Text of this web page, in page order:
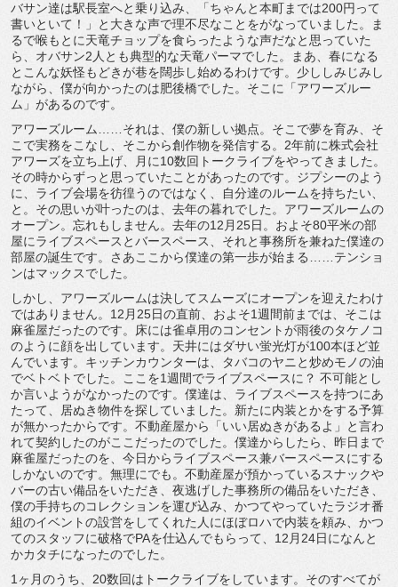
バサン達は駅長室へと乗り込み、「ちゃんと本町までは200円って
書いといて！」と大きな声で理不尽なことをがなっていました。ま
るで喉もとに天竜チョップを食らったような声だなと思っていた
ら、オバサン2人とも典型的な天竜パーマでした。まあ、春になる
とこんな妖怪もどきが巷を闊歩し始めるわけです。少ししみじみし
ながら、僕が向かったのは肥後橋でした。そこに「アワーズルー
ム」があるのです。
アワーズルーム……それは、僕の新しい拠点。そこで夢を育み、そ
こで実務をこなし、そこから創作物を発信する。2年前に株式会社
アワーズを立ち上げ、月に10数回トークライブをやってきました。
その時からずっと思っていたことがあったのです。ジプシーのよう
に、ライブ会場を彷徨うのではなく、自分達のルームを持ちたい、
と。その思いが叶ったのは、去年の暮れでした。アワーズルームの
オープン。忘れもしません。去年の12月25日。およそ80平米の部
屋にライブスペースとバースペース、それと事務所を兼ねた僕達の
部屋の誕生です。さあここから僕達の第一歩が始まる……テンショ
ンはマックスでした。
しかし、アワーズルームは決してスムーズにオープンを迎えたわけ
ではありません。12月25日の直前、およそ1週間前までは、そこは
麻雀屋だったのです。床には雀卓用のコンセントが雨後のタケノコ
のように顔を出しています。天井にはダサい蛍光灯が100本ほど並
んでいます。キッチンカウンターは、タバコのヤニと炒めモノの油
でベトベトでした。ここを1週間でライブスペースに？ 不可能とし
か言いようがなかったのです。僕達は、ライブスペースを持つにあ
たって、居ぬき物件を探していました。新たに内装とかをする予算
が無かったからです。不動産屋から「いい居ぬきがあるよ」と言わ
れて契約したのがここだったのでした。僕達からしたら、昨日まで
麻雀屋だったのを、今日からライブスペース兼バースペースにする
しかないのです。無理にでも。不動産屋が預かっているスナックや
バーの古い備品をいただき、夜逃げした事務所の備品をいただき、
僕の手持ちのコレクションを運び込み、かつてやっていたラジオ番
組のイベントの設営をしてくれた人にほぼロハで内装を頼み、かつ
てのスタッフに破格でPAを仕込んでもらって、12月24日になんと
かカタチになったのでした。
1ヶ月のうち、20数回はトークライブをしています。そのすべてが